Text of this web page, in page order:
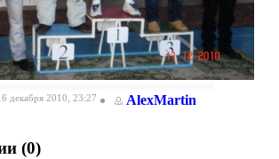
декабря 2010, 23:27 AlexMartin
(0)